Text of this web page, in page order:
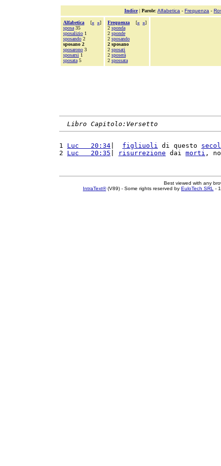
Indice| Parole: Alfabetica - Frequenza -
Alfabetica [« »]
sposa 35
sposalizio 1
sposando 2
sposano 2
sposarono 3
sposarsi 1
sposata 5
Frequenza [« »]
2 sponda
2 sponde
2 sposando
2 sposano
2 sposati
2 sposerà
2 spossata
Libro Capitolo:Versetto
1 Luc   20:34 figliuoli di questo
2 Luc   20:35 risurrezione dai morti ,
Best viewed with any
IntraText®(V89) - Some rights reserved by EuloTech SRL -